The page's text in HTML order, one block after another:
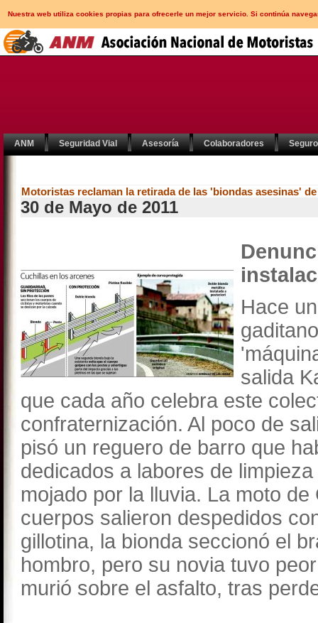
Nuestra web utiliza cookies propias para ofrecerle un mejor servicio. Si continúa
ANM Seguridad Vial Asesoría Colaboradores
Motoristas reclaman la retirada de las 'biondas asesinas'
30 de Mayo de 2011
Hace
salida
que cada año celebra este
confraternización. Al poco de
pisó un reguero de barro que
dedicados a labores de
mojado por la lluvia. La moto
cuerpos salieron despedidos
gillotina, la bionda seccionó el
hombro, pero su novia tuvo
murió sobre el asfalto, tras